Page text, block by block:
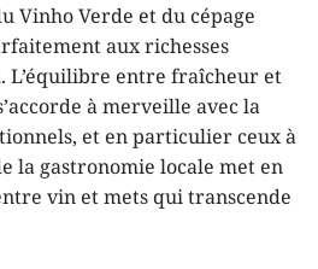
Vinho Verde et du cépage
aux richesses
L’équilibre entre fraîcheur et
à merveille avec la
et en particulier ceux à
la gastronomie locale met en
vin et mets qui transcende